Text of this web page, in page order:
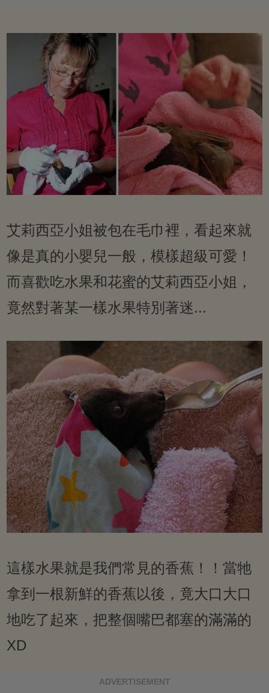
艾莉西亞小姐被包在毛巾裡，看起來就
像是真的小嬰兒一般，模樣超級可愛！
而喜歡吃水果和花蜜的艾莉西亞小姐，
竟然對著某一樣水果特別著迷...
這樣水果就是我們常見的香蕉！！當牠
拿到一根新鮮的香蕉以後，竟大口大口
地吃了起來，把整個嘴巴都塞的滿滿的
XD
ADVERTISEMENT